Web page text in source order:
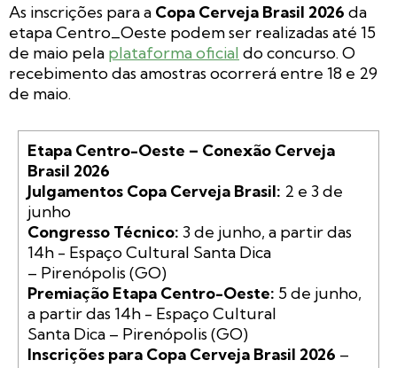
As inscrições para a Copa Cerveja Brasil 2026 da
etapa Centro_Oeste podem ser realizadas até 15
de maio pela plataforma oficial do concurso. O
recebimento das amostras ocorrerá entre 18 e 29
de maio.
Etapa Centro-Oeste – Conexão Cerveja
Brasil 2026
Julgamentos Copa Cerveja Brasil: 2 e 3 de
Congresso Técnico: 3 de junho, a partir das
14h - Espaço Cultural Santa Dica
Premiação Etapa Centro-Oeste: 5 de junho,
a partir das 14h - Espaço Cultural
Inscrições para Copa Cerveja Brasil 2026 –